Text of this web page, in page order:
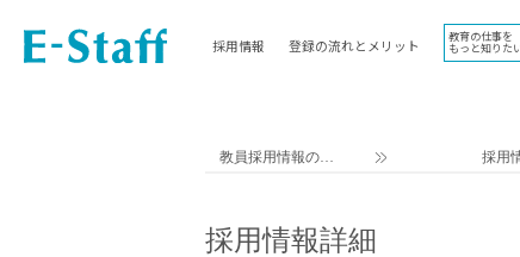
採用情報 登録の流れとメリット
教育の仕事を
もっと知りた
教員採用情報のイ
採用
採用情報詳細